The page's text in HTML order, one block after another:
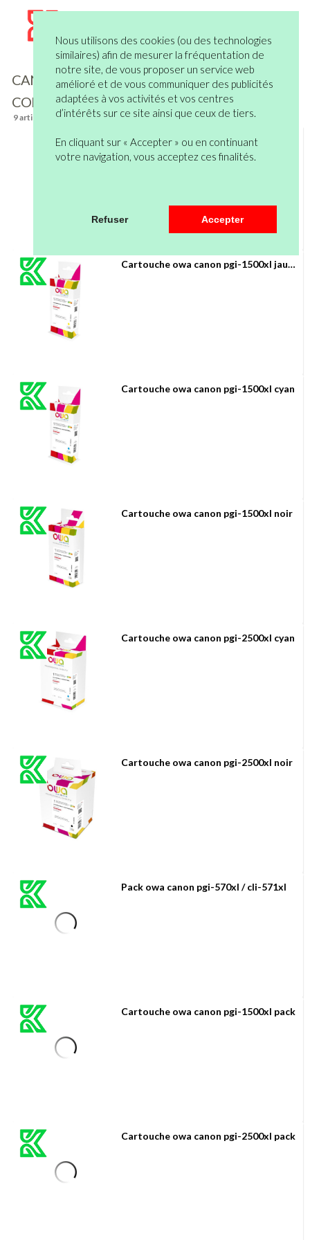
Nous utilisons des cookies (ou des technologies
similaires) afin de mesurer la fréquentation de
notre site, de vous proposer un service web
amélioré et de vous communiquer des publicités
adaptées à vos activités et vos centres
d’intérêts sur ce site ainsi que ceux de tiers.
En cliquant sur « Accepter » ou en continuant
votre navigation, vous acceptez ces finalités.
Refuser Accepter
CANON
COMPATIBLES
Filtre
9 article(s)
Cartouche owa canon pgi-1500xl jaune
Cartouche owa canon pgi-1500xl cyan
Cartouche owa canon pgi-1500xl noir
Cartouche owa canon pgi-2500xl cyan
Cartouche owa canon pgi-2500xl noir
Pack owa canon pgi-570xl / cli-571xl
Cartouche owa canon pgi-1500xl pack
Cartouche owa canon pgi-2500xl pack